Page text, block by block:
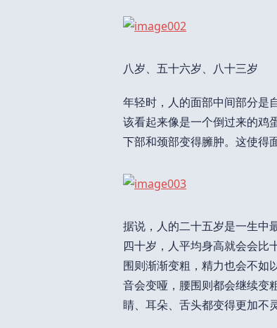
八岁、五十六岁、八十三岁
年轻时，人的面部中间部分是
该看起来像是一个倒过来的鸡
下部和颈部变得臃肿。这使得
据说，人的二十五岁是一生中
四十岁，人平均身高就会会比
围则渐渐变粗，精力也会不如
音会变哑，腰围则都会继续变
睛、耳朵、舌头都变得更加不